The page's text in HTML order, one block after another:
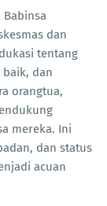
Babinsa
dan
tentang
baik, dan
orangtua,
mereka. Ini
dan status
acuan